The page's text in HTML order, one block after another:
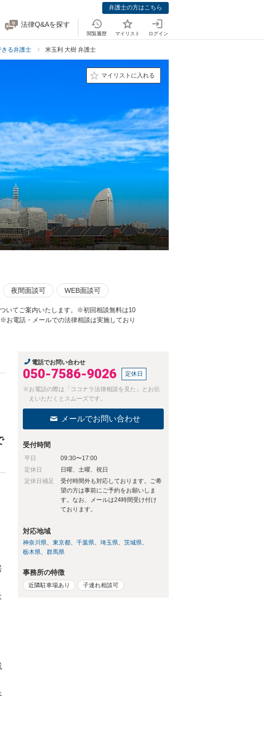
弁護士の方はこちら
法律Q&Aを探す
閲覧履歴 マイリスト ログイン
る弁護士 米玉利 大樹 弁護士
マイリストに入れる
夜間面談可 WEB面談可
いてご案内いたします。※初回相談無料は10
お電話・メールでの法律相談は実施しており
電話でお問い合わせ
050-7586-9026 定休日
※お電話の際は「ココナラ法律相談を見た」とお伝
えいただくとスムーズです。
メールでお問い合わせ
受付時間
平日
09:30〜17:00
定休日
日曜、土曜、祝日
定休日補足
受付時間外も対応しております。ご希
望の方は事前にご予約をお願いしま
す。なお、メールは24時間受け付け
ております。
対応地域
神奈川県 東京都 千葉県 埼玉県
茨城県
栃木県
群馬県
事務所の特徴
近隣駐車場あり 子連れ相談可